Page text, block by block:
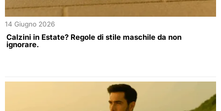
14 Giugno 2026
Calzini in Estate? Regole di stile maschile da non
ignorare.